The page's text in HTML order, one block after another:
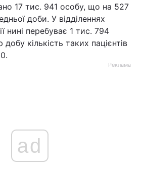
17 тис. 941 особу, що на 527
доби. У відділеннях
нині перебуває 1 тис. 794
кількість таких пацієнтів
Реклама
ad